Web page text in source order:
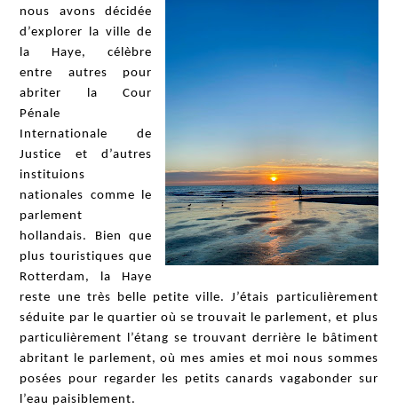
nous avons décidée
d’explorer la ville de
la Haye, célèbre
entre autres pour
abriter la Cour
Pénale
Internationale de
Justice et d’autres
instituions
nationales comme le
parlement
hollandais. Bien que
plus touristiques que
Rotterdam, la Haye
reste une très belle petite ville. J’étais particulièrement
séduite par le quartier où se trouvait le parlement, et plus
particulièrement l’étang se trouvant derrière le bâtiment
abritant le parlement, où mes amies et moi nous sommes
posées pour regarder les petits canards vagabonder sur
l’eau paisiblement.